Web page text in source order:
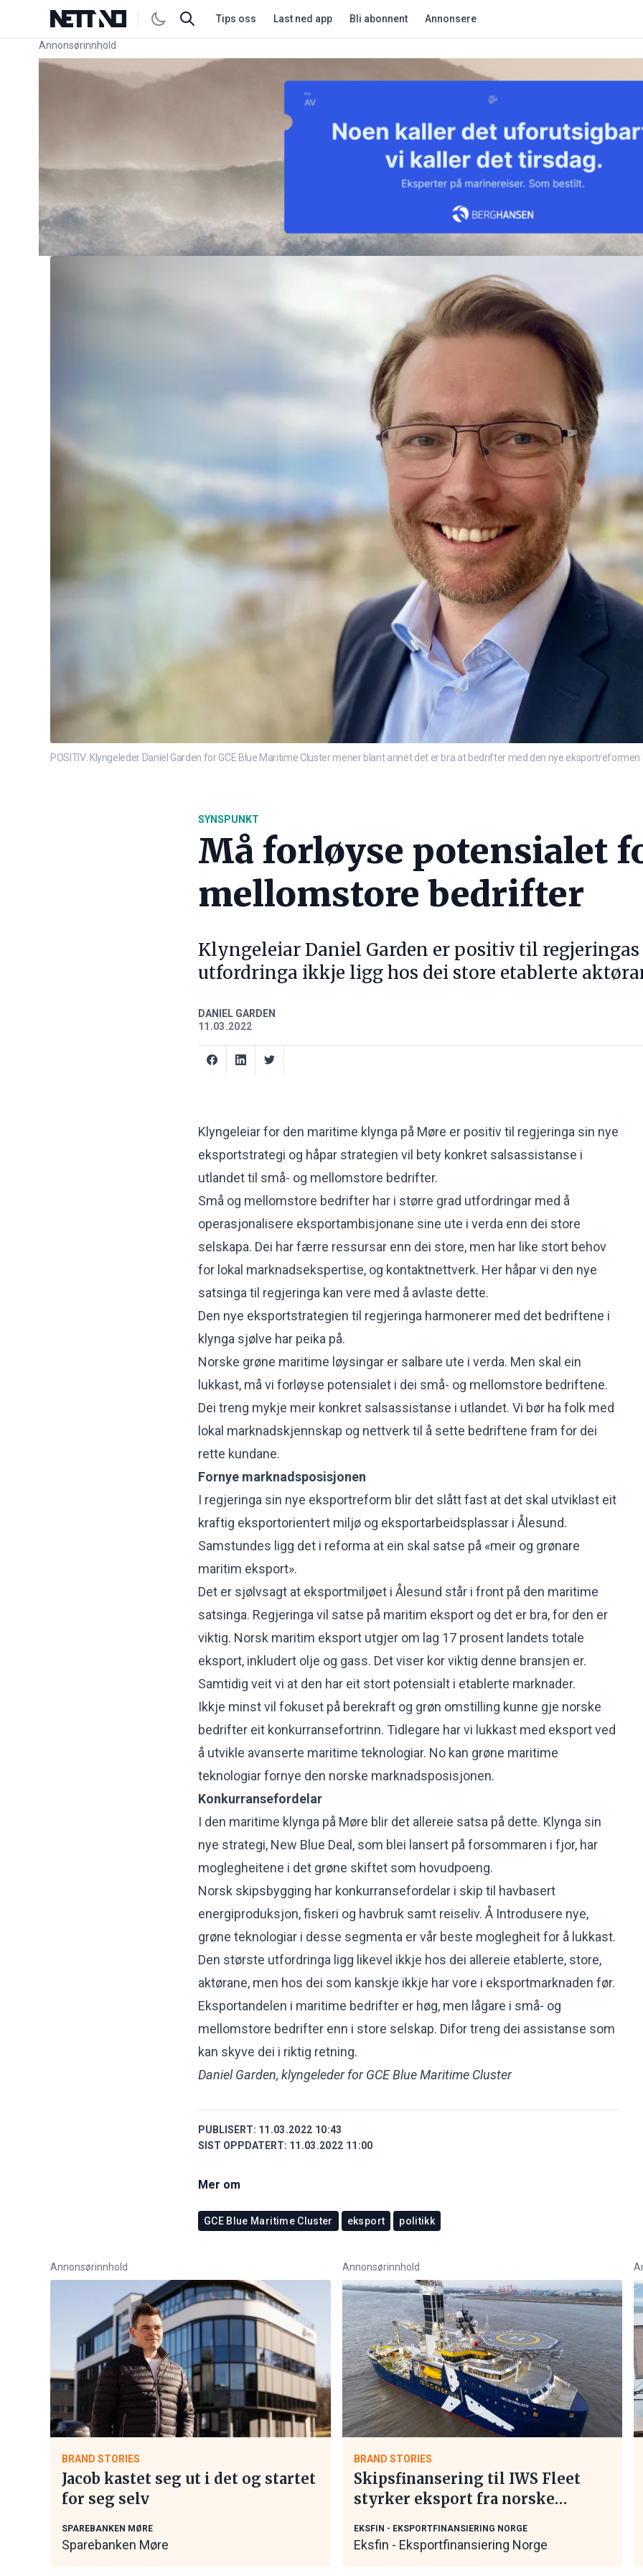
Tips oss Last ned app Bli abonnent Annonsere
Annonsørinnhold
Link for annonse
POSITIV: Klyngeleder Daniel Garden for GCE Blue Maritime Cluster mener blant annet det er bra at bedrifter med den nye
SYNSPUNKT
Må forløyse potensialet
mellomstore bedrifter
Klyngeleiar Daniel Garden er positiv til
utfordringa ikkje ligg hos dei store etablerte
DANIEL GARDEN
11.03.2022
Klyngeleiar for den maritime klynga på Møre er positiv til regjeringa sin nye
eksportstrategi og håpar strategien vil bety konkret salsassistanse i
utlandet til små- og mellomstore bedrifter.
Små og mellomstore bedrifter har i større grad utfordringar med å
operasjonalisere eksportambisjonane sine ute i verda enn dei store
selskapa. Dei har færre ressursar enn dei store, men har like stort behov
for lokal marknadsekspertise, og kontaktnettverk. Her håpar vi den nye
satsinga til regjeringa kan vere med å avlaste dette.
Den nye eksportstrategien til regjeringa harmonerer med det bedriftene i
klynga sjølve har peika på.
Norske grøne maritime løysingar er salbare ute i verda. Men skal ein
lukkast, må vi forløyse potensialet i dei små- og mellomstore bedriftene.
Dei treng mykje meir konkret salsassistanse i utlandet. Vi bør ha folk med
lokal marknadskjennskap og nettverk til å sette bedriftene fram for dei
rette kundane.
Fornye marknadsposisjonen
I regjeringa sin nye eksportreform blir det slått fast at det skal utviklast eit
kraftig eksportorientert miljø og eksportarbeidsplassar i Ålesund.
Samstundes ligg det i reforma at ein skal satse på «meir og grønare
maritim eksport».
Det er sjølvsagt at eksportmiljøet i Ålesund står i front på den maritime
satsinga. Regjeringa vil satse på maritim eksport og det er bra, for den er
viktig. Norsk maritim eksport utgjer om lag 17 prosent landets totale
eksport, inkludert olje og gass. Det viser kor viktig denne bransjen er.
Samtidig veit vi at den har eit stort potensialt i etablerte marknader.
Ikkje minst vil fokuset på berekraft og grøn omstilling kunne gje norske
bedrifter eit konkurransefortrinn. Tidlegare har vi lukkast med eksport ved
å utvikle avanserte maritime teknologiar. No kan grøne maritime
teknologiar fornye den norske marknadsposisjonen.
Konkurransefordelar
I den maritime klynga på Møre blir det allereie satsa på dette. Klynga sin
nye strategi, New Blue Deal, som blei lansert på forsommaren i fjor, har
moglegheitene i det grøne skiftet som hovudpoeng.
Norsk skipsbygging har konkurransefordelar i skip til havbasert
energiproduksjon, fiskeri og havbruk samt reiseliv. Å Introdusere nye,
grøne teknologiar i desse segmenta er vår beste moglegheit for å lukkast.
Den største utfordringa ligg likevel ikkje hos dei allereie etablerte, store,
aktørane, men hos dei som kanskje ikkje har vore i eksportmarknaden før.
Eksportandelen i maritime bedrifter er høg, men lågare i små- og
mellomstore bedrifter enn i store selskap. Difor treng dei assistanse som
kan skyve dei i riktig retning.
Daniel Garden, klyngeleder for GCE Blue Maritime Cluster
PUBLISERT: 11.03.2022 10:43
SIST OPPDATERT: 11.03.2022 11:00
Mer om
GCE Blue Maritime Cluster eksport politikk
Annonsørinnhold
BRAND STORIES
Jacob kastet seg ut i det og startet
for seg selv
SPAREBANKEN MØRE
Sparebanken Møre
Annonsørinnhold
BRAND STORIES
Skipsfinansering til IWS Fleet
styrker eksport fra norske
EKSFIN - EKSPORTFINANSIERING NORGE
Eksfin - Eksportfinansiering Norge